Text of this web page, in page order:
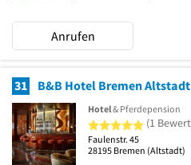
Anrufen
31 B&B Hotel Bremen Altstadt
Hotel& Pferdepension
5 von 5
(1
Faulenstr. 45
28195 Bremen (Altstadt)